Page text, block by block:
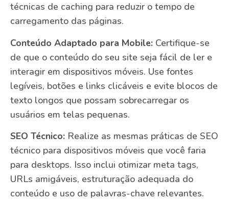
técnicas de caching para reduzir o tempo de
carregamento das páginas.
Conteúdo Adaptado para Mobile: Certifique-se
de que o conteúdo do seu site seja fácil de ler e
interagir em dispositivos móveis. Use fontes
legíveis, botões e links clicáveis ​​e evite blocos de
texto longos que possam sobrecarregar os
usuários em telas pequenas.
SEO Técnico: Realize as mesmas práticas de SEO
técnico para dispositivos móveis que você faria
para desktops. Isso inclui otimizar meta tags,
URLs amigáveis, estruturação adequada do
conteúdo e uso de palavras-chave relevantes.